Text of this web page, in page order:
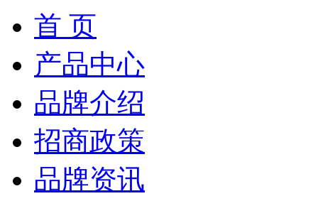
首 页
产品中心
品牌介绍
招商政策
品牌资讯